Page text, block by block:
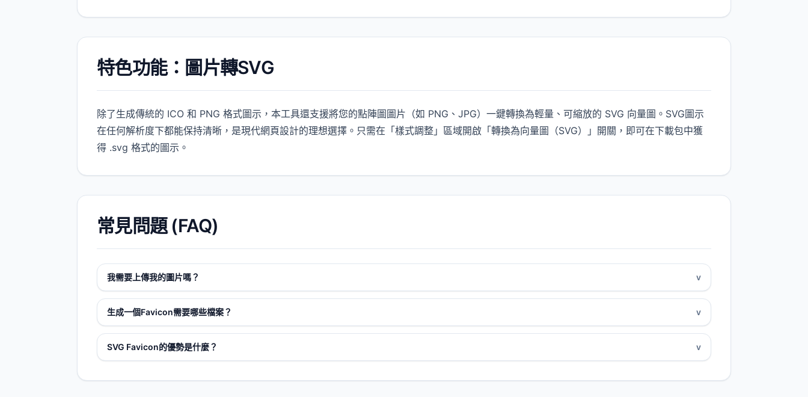
特色功能：圖片轉SVG
除了生成傳統的 ICO 和 PNG 格式圖示，本工具還支援將您的點陣圖圖片（如 PNG、JPG）一鍵轉換為輕量、可縮放的 SVG 向量圖。SVG圖示
在任何解析度下都能保持清晰，是現代網頁設計的理想選擇。只需在「樣式調整」區域開啟「轉換為向量圖（SVG）」開關，即可在下載包中獲
得 .svg 格式的圖示。
常見問題 (FAQ)
我需要上傳我的圖片嗎？ v
生成一個Favicon需要哪些檔案？ v
SVG Favicon的優勢是什麼？ v